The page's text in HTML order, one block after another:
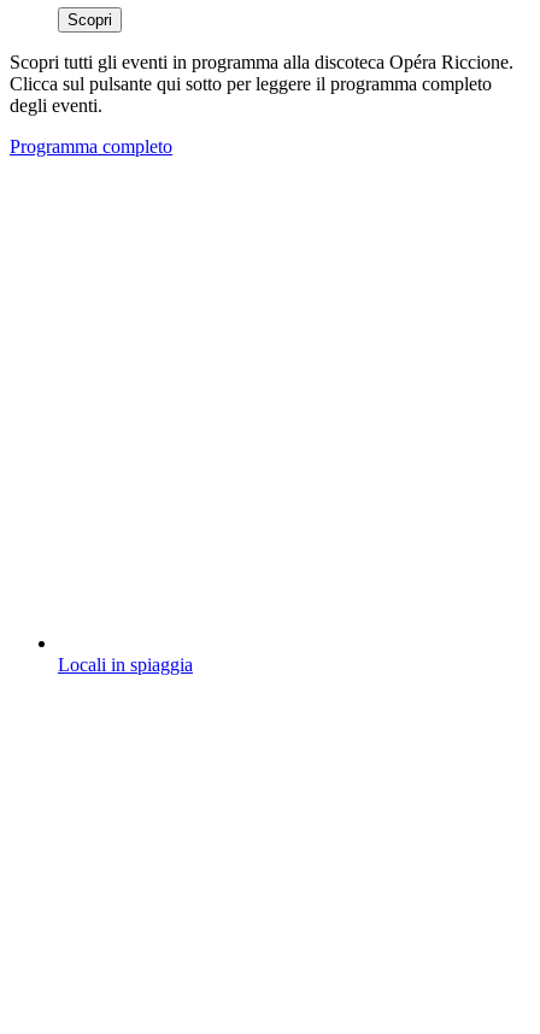
Scopri
Scopri tutti gli eventi in programma alla discoteca Opéra Riccione.
Clicca sul pulsante qui sotto per leggere il programma completo
degli eventi.
Programma completo
Locali in spiaggia